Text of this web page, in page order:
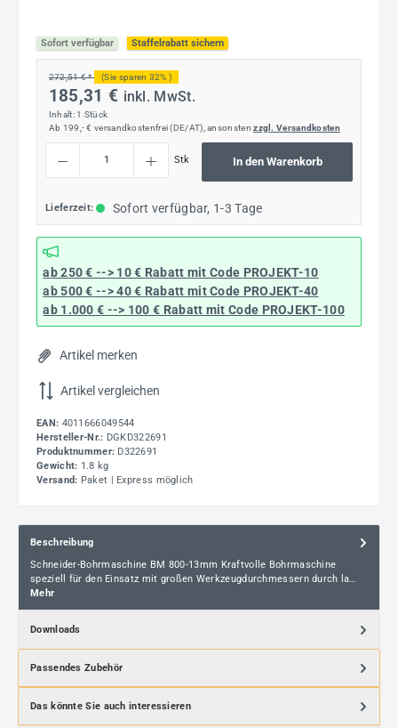
Sofort verfügbar Staffelrabatt sichern
272,51 € * (Sie sparen 32% )
185,31 € inkl. MwSt.
Inhalt: 1 Stück
Ab 199,- € versandkostenfrei (DE/AT), ansonstenzzgl. Versandkosten
Stk In den Warenkorb
Lieferzeit: Sofort verfügbar, 1-3 Tage
ab 250 € --> 10 € Rabatt mit Code PROJEKT-10
ab 500 € --> 40 € Rabatt mit Code PROJEKT-40
ab 1.000 € --> 100 € Rabatt mit Code PROJEKT-100
Artikel merken
Artikel vergleichen
EAN: 4011666049544
Hersteller-Nr.: DGKD322691
Produktnummer: D322691
Gewicht: 1.8 kg
Versand: Paket | Express möglich
Beschreibung
Schneider-Bohrmaschine BM 800-13mm Kraftvolle Bohrmaschine
speziell für den Einsatz mit großen Werkzeugdurchmessern durch la…
Mehr
Downloads
Passendes Zubehör
Das könnte Sie auch interessieren